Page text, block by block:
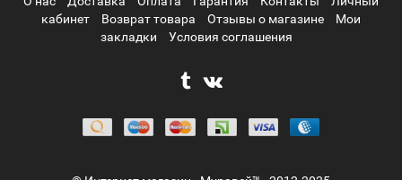
кабинет
Возврат товара Отзывы о магазине
Мои
закладки
Условия соглашения